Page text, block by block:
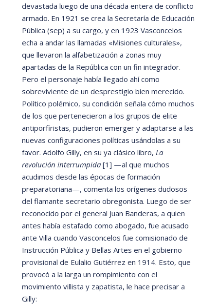
devastada luego de una década entera de conflicto
armado. En 1921 se crea la Secretaría de Educación
Pública (sep) a su cargo, y en 1923 Vasconcelos
echa a andar las llamadas «Misiones culturales»,
que llevaron la alfabetización a zonas muy
apartadas de la República con un fin integrador.
Pero el personaje había llegado ahícomo
sobreviviente de un desprestigio bien merecido.
Político polémico, su condición señala cómo muchos
de los que pertenecieron a los grupos de elite
antiporfiristas, pudieron emerger y adaptarse a las
nuevas configuraciones políticas usándolas a su
favor. Adolfo Gilly, en su ya clásico libro, La
revolución interrumpida [1] —al que muchos
acudimos desde las épocas de formación
preparatoriana—, comenta los orígenes dudosos
del flamante secretario obregonista. Luego de ser
reconocido por el general Juan Banderas, a quien
antes había estafado como abogado, fue acusado
ante Villa cuando Vasconcelos fue comisionado de
Instrucción Pública y Bellas Artes en el gobierno
provisional de Eulalio Gutiérrez en 1914. Esto, que
provocó a la larga un rompimiento con el
movimiento villista y zapatista, le hace precisar a
Gilly: